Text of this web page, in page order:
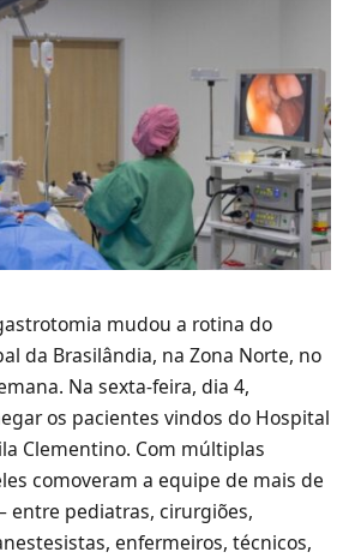
mudou a rotina do
da Brasilândia, na Zona Norte, no
Na sexta-feira, dia 4,
os pacientes vindos do Hospital
Clementino. Com múltiplas
comoveram a equipe de mais de
entre pediatras, cirurgiões,
enfermeiros, técnicos,